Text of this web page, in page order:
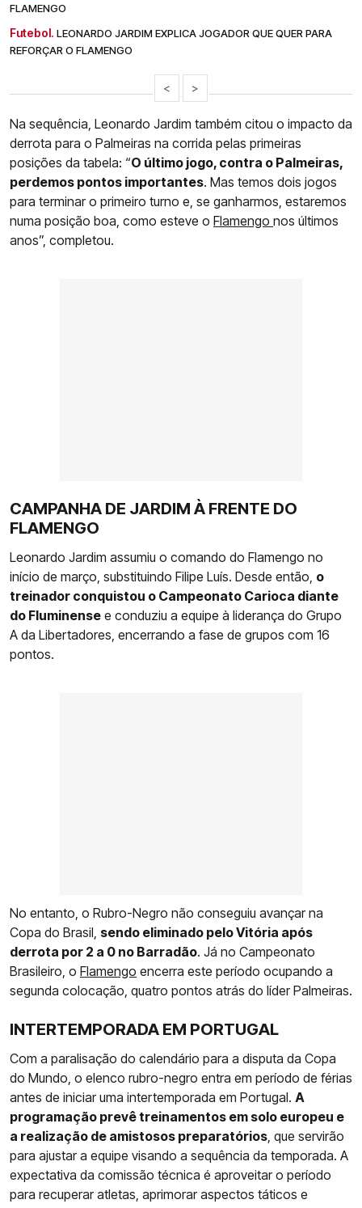
FLAMENGO
Futebol. LEONARDO JARDIM EXPLICA JOGADOR QUE QUER PARA
REFORÇAR O FLAMENGO
< >
Na sequência, Leonardo Jardim também citou o impacto da
derrota para o Palmeiras na corrida pelas primeiras
posições da tabela: “O último jogo, contra o Palmeiras,
perdemos pontos importantes. Mas temos dois jogos
para terminar o primeiro turno e, se ganharmos, estaremos
numa posição boa, como esteve o Flamengo nos últimos
anos”, completou.
CAMPANHA DE JARDIM À FRENTE DO
FLAMENGO
Leonardo Jardim assumiu o comando do Flamengo no
início de março, substituindo Filipe Luís. Desde então, o
treinador conquistou o Campeonato Carioca diante
do Fluminense e conduziu a equipe à liderança do Grupo
A da Libertadores, encerrando a fase de grupos com 16
pontos.
No entanto, o Rubro-Negro não conseguiu avançar na
Copa do Brasil, sendo eliminado pelo Vitória após
derrota por 2 a 0 no Barradão. Já no Campeonato
Brasileiro, o Flamengo encerra este período ocupando a
segunda colocação, quatro pontos atrás do líder Palmeiras.
INTERTEMPORADA EM PORTUGAL
Com a paralisação do calendário para a disputa da Copa
do Mundo, o elenco rubro-negro entra em período de férias
antes de iniciar uma intertemporada em Portugal. A
programação prevê treinamentos em solo europeu e
a realização de amistosos preparatórios , que servirão
para ajustar a equipe visando a sequência da temporada. A
expectativa da comissão técnica é aproveitar o período
para recuperar atletas, aprimorar aspectos táticos e